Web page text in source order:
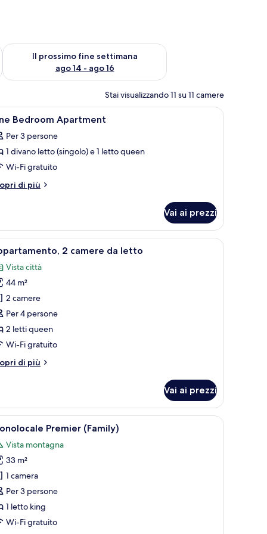
ago 7 - ago 9
Il prossimo fine settimana
ago 14 - ago 16
Verifica la disponibilità per il prossimo fine settimana, ago 14
Stai visualizzando 11 su 11 camere
in camera, una scrivania Biancheria da letto ipoallergenica,
14 Bedroom Apartment
Per 3 persone
1 divano letto (singolo) e 1 letto queen
Wi-Fi gratuito
di più
Vai ai prezzi
una TV e vista sulla città. Una moderna camera d'hotel con area
17 2 camere da letto
Vista città
44 m²
2 camere
Per 4 persone
2 letti queen
Wi-Fi gratuito
di più
Vai ai prezzi
di vista sulla città attraverso le finestre.
una TV e vista sulla città. Una camera d'albergo con un letto grande,
14 Premier (Family)
Vista montagna
33 m²
1 camera
Per 3 persone
1 letto king
Wi-Fi gratuito